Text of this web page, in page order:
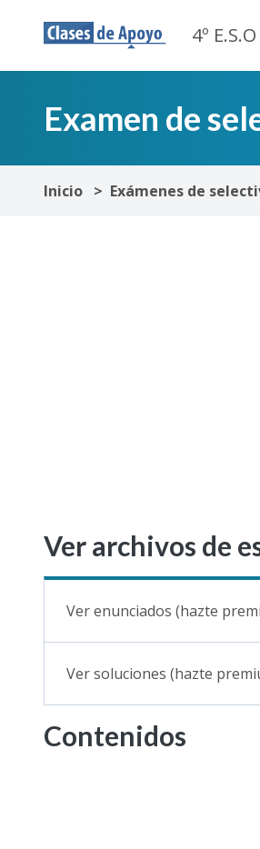
4º E.S.O
Examen de
Inicio Exámenes de
Ver archivos de
Ver enunciados (hazte
Ver soluciones (hazte
Contenidos